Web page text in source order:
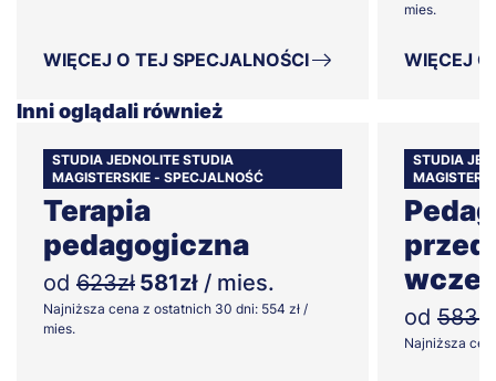
WIĘCEJ O TEJ SPECJALNOŚCI
mies.
WIĘCEJ
Inni oglądali również
STUDIA JEDNOLITE STUDIA
MAGISTERSKIE - SPECJALNOŚĆ
Terapia
pedagogiczna
od 623zł 581zł / mies.
Najniższa cena z ostatnich 30 dni: 554 zł /
mies.
STUDIA
od 583zł
Najniższa